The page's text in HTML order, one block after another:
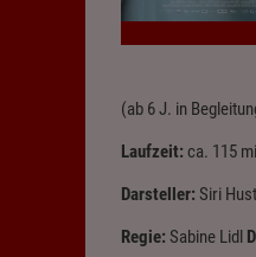
(ab 6 J. in
Laufzeit: ca. 115
Darsteller: Siri
Regie: Sabine Lidl